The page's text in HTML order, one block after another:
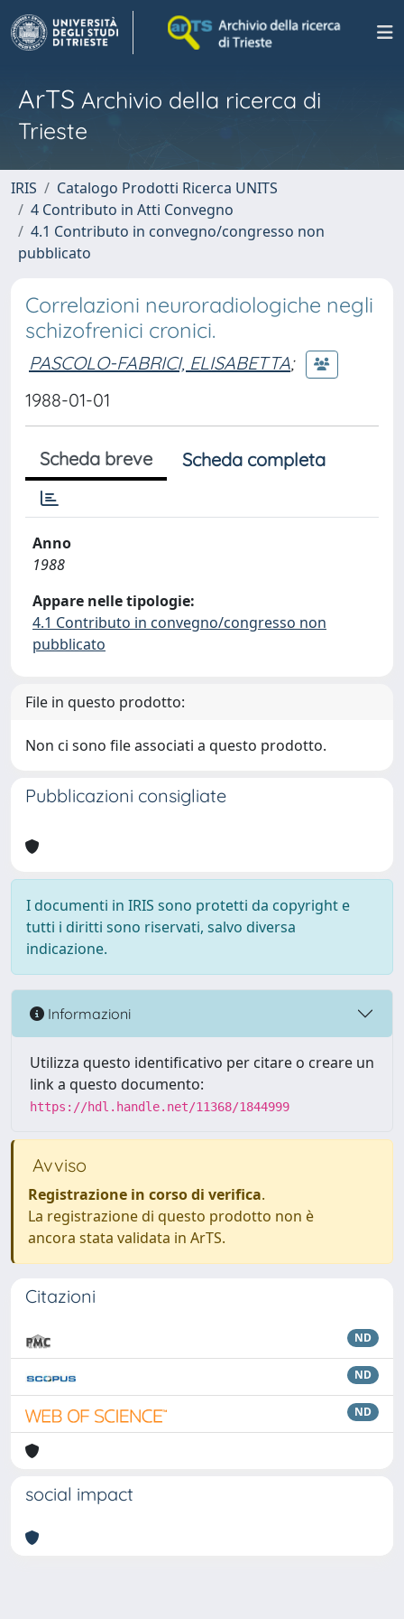
ArTS Archivio della ricerca di
Trieste
IRIS
Catalogo Prodotti Ricerca UNITS
4 Contributo in Atti Convegno
4.1 Contributo in convegno/congresso non
pubblicato
Correlazioni neuroradiologiche negli
schizofrenici cronici.
PASCOLO-FABRICI, ELISABETTA;
1988-01-01
Scheda breve Scheda completa
Anno
1988
Appare nelle tipologie:
4.1 Contributo in convegno/congresso non
pubblicato
File in questo prodotto:
Non ci sono file associati a questo prodotto.
Pubblicazioni consigliate
I documenti in IRIS sono protetti da copyright e
tutti i diritti sono riservati, salvo diversa
indicazione.
Informazioni
Utilizza questo identificativo per citare o creare un
link a questo documento:
https://hdl.handle.net/11368/1844999
Avviso
Registrazione in corso di verifica.
La registrazione di questo prodotto non è
ancora stata validata in ArTS.
Citazioni
ND
ND
ND
social impact